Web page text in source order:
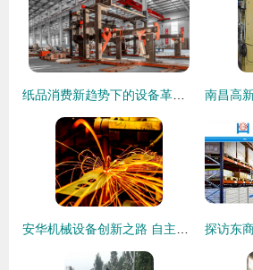
纸品消费新趋势下的设备革命 制浆造纸装备研发如何驱动品质升级
安华机械设备创新之路 自主研发与突破实践